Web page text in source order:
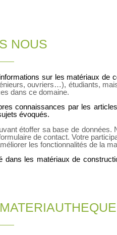
NOUS
sur les matériaux de
ouvriers…), étudiants,
dans ce domaine.
connaissances par les
évoqués.
étoffer sa base de
de contact. Votre
les fonctionnalités de la
les matériaux de